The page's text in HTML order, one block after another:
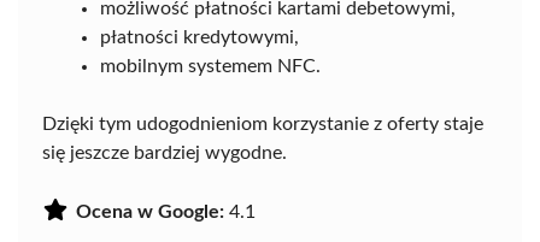
możliwość płatności kartami debetowymi,
płatności kredytowymi,
mobilnym systemem NFC.
Dzięki tym udogodnieniom korzystanie z oferty staje
się jeszcze bardziej wygodne.
Ocena w Google: 4.1